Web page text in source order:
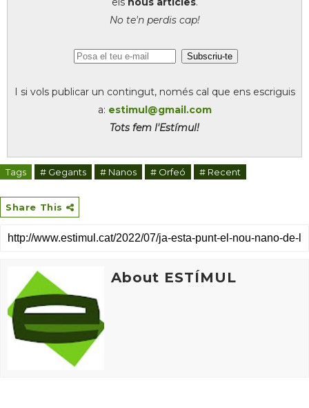
No te'n perdis cap!
I si vols publicar un contingut, només cal que ens escriguis
a: estimul@gmail.com
Tots fem l'Estímul!
Tags # Gegants # Nanos # Orfeó # Recent
Share This
About ESTÍMUL